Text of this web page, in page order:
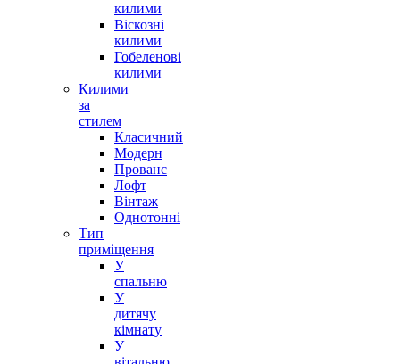
килими
Віскозні
килими
Гобеленові
килими
Килими
за
стилем
Класичний
Модерн
Прованс
Лофт
Вінтаж
Однотонні
Тип
приміщення
У
спальню
У
дитячу
кімнату
У